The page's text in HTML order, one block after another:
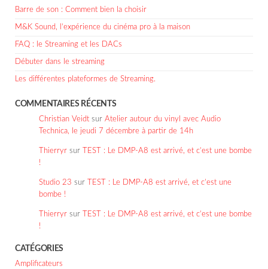
Barre de son : Comment bien la choisir
M&K Sound, l’expérience du cinéma pro à la maison
FAQ : le Streaming et les DACs
Débuter dans le streaming
Les différentes plateformes de Streaming.
COMMENTAIRES RÉCENTS
Christian Veidt sur Atelier autour du vinyl avec Audio
Technica, le jeudi 7 décembre à partir de 14h
Thierryr sur
TEST : Le DMP-A8 est arrivé, et c’est une bombe
!
Studio 23 sur
TEST : Le DMP-A8 est arrivé, et c’est une
bombe !
Thierryr sur
TEST : Le DMP-A8 est arrivé, et c’est une bombe
!
CATÉGORIES
Amplificateurs